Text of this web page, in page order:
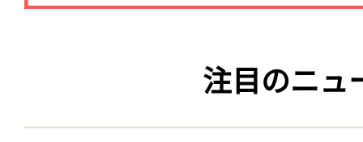
注目のニュ